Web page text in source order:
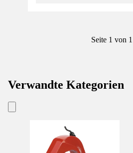
Seite 1 von 1
Verwandte Kategorien